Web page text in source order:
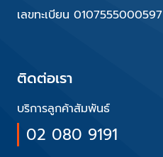
เลขทะเบียน 0107555000597
ติดต่อเรา
บริการลูกค้าสัมพันธ์
02 080 9191